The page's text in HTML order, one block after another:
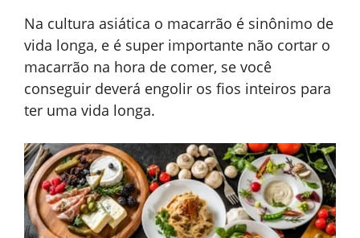
Na cultura asiática o macarrão é sinônimo de
vida longa, e é super importante não cortar o
macarrão na hora de comer, se você
conseguir deverá engolir os fios inteiros para
ter uma vida longa.